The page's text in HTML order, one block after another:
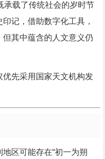
承载了传统社会的岁时节
记，借助数字化工具，
其中蕴含的人文意义仍
先采用国家天文机构发
区可能存在“初一为朔